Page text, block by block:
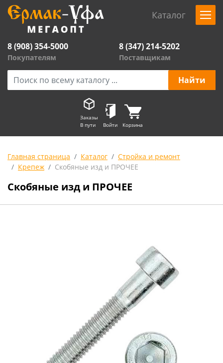
Каталог
8 (908) 354-5000
Покупателям
8 (347) 214-5202
Поставщикам
Заказы
В пути
Войти Корзина
Главная страница Каталог
Стройка и ремонт
Крепеж
Скобяные изд и ПРОЧЕЕ
Скобяные изд и ПРОЧЕЕ